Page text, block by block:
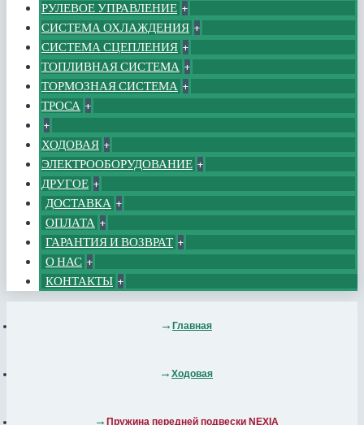
РУЛЕВОЕ УПРАВЛЕНИЕ +
СИСТЕМА ОХЛАЖДЕНИЯ +
СИСТЕМА СЦЕПЛЕНИЯ +
ТОПЛИВНАЯ СИСТЕМА +
ТОРМОЗНАЯ СИСТЕМА +
ТРОСА +
+
ХОДОВАЯ +
ЭЛЕКТРООБОРУДОВАНИЕ +
ДРУГОЕ +
ДОСТАВКА +
ОПЛАТА +
ГАРАНТИЯ И ВОЗВРАТ +
О НАС +
КОНТАКТЫ +
Главная
Ходовая
Пружина передней подвески NEXIA